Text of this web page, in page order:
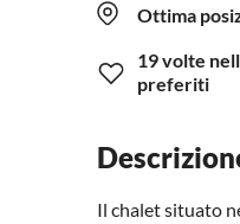
Ottima
19 volte
preferiti
Il chalet situato